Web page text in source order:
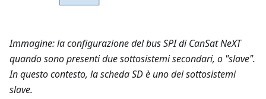
Immagine: la configurazione del bus SPI di CanSat NeXT
quando sono presenti due sottosistemi secondari, o "slave".
In questo contesto, la scheda SD è uno dei sottosistemi
slave.